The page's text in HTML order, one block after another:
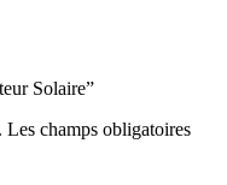
Solaire”
Les champs obligatoires